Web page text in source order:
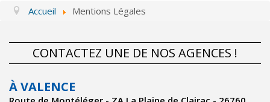
Accueil Mentions Légales
CONTACTEZ UNE DE NOS AGENCES !
À VALENCE